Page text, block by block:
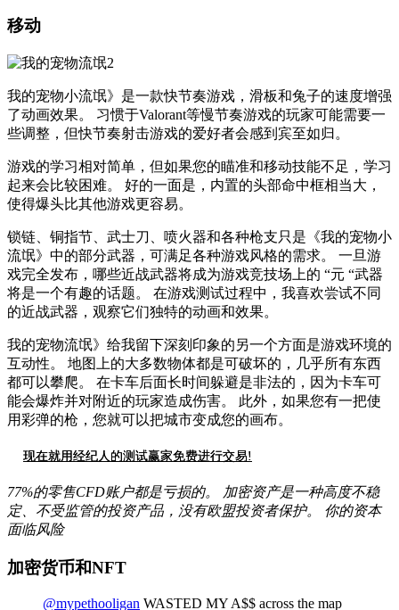
移动
我的宠物小流氓》是一款快节奏游戏，滑板和兔子的速度增强
了动画效果。 习惯于Valorant等慢节奏游戏的玩家可能需要一
些调整，但快节奏射击游戏的爱好者会感到宾至如归。
游戏的学习相对简单，但如果您的瞄准和移动技能不足，学习
起来会比较困难。 好的一面是，内置的头部命中框相当大，
使得爆头比其他游戏更容易。
锁链、铜指节、武士刀、喷火器和各种枪支只是《我的宠物小
流氓》中的部分武器，可满足各种游戏风格的需求。 一旦游
戏完全发布，哪些近战武器将成为游戏竞技场上的 “元 “武器
将是一个有趣的话题。 在游戏测试过程中，我喜欢尝试不同
的近战武器，观察它们独特的动画和效果。
我的宠物流氓》给我留下深刻印象的另一个方面是游戏环境的
互动性。 地图上的大多数物体都是可破坏的，几乎所有东西
都可以攀爬。 在卡车后面长时间躲避是非法的，因为卡车可
能会爆炸并对附近的玩家造成伤害。 此外，如果您有一把使
用彩弹的枪，您就可以把城市变成您的画布。
现在就用经纪人的测试赢家免费进行交易!
77%的零售CFD账户都是亏损的。 加密资产是一种高度不稳
定、不受监管的投资产品，没有欧盟投资者保护。 你的资本
面临风险
加密货币和NFT
@mypethooligan WASTED MY A$$ across the map